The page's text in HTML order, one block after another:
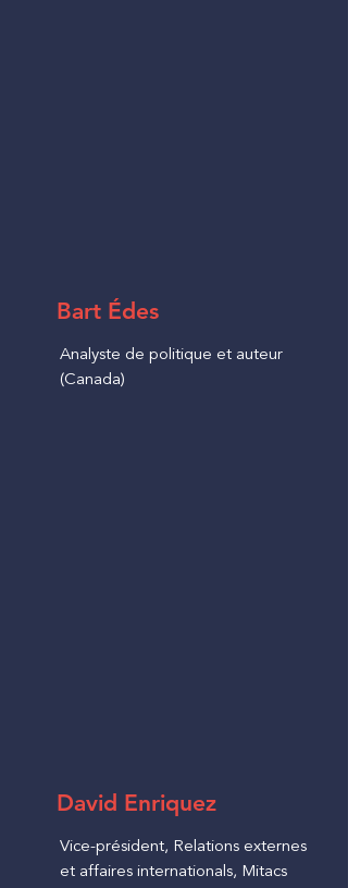
Bart Édes
Analyste de politique et auteur
(Canada)
David Enriquez
Vice-président, Relations externes
et affaires internationals, Mitacs